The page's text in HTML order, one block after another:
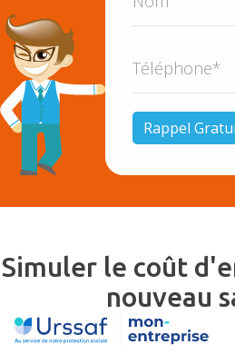
Simuler le coût
nouveau